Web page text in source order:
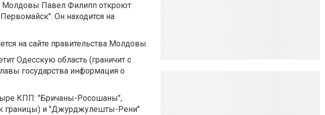
Молдовы Павел Филипп откроют
Он находится на
на сайте правительства Молдовы.
Одесскую область (граничит с
государства информация о
КПП: "Бричаны-Росошаны",
границы) и "Джурджулешты-Рени"